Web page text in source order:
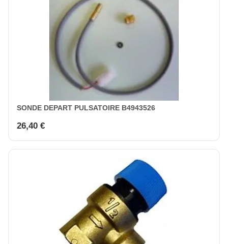
SONDE DEPART PULSATOIRE B4943526
26,40 €